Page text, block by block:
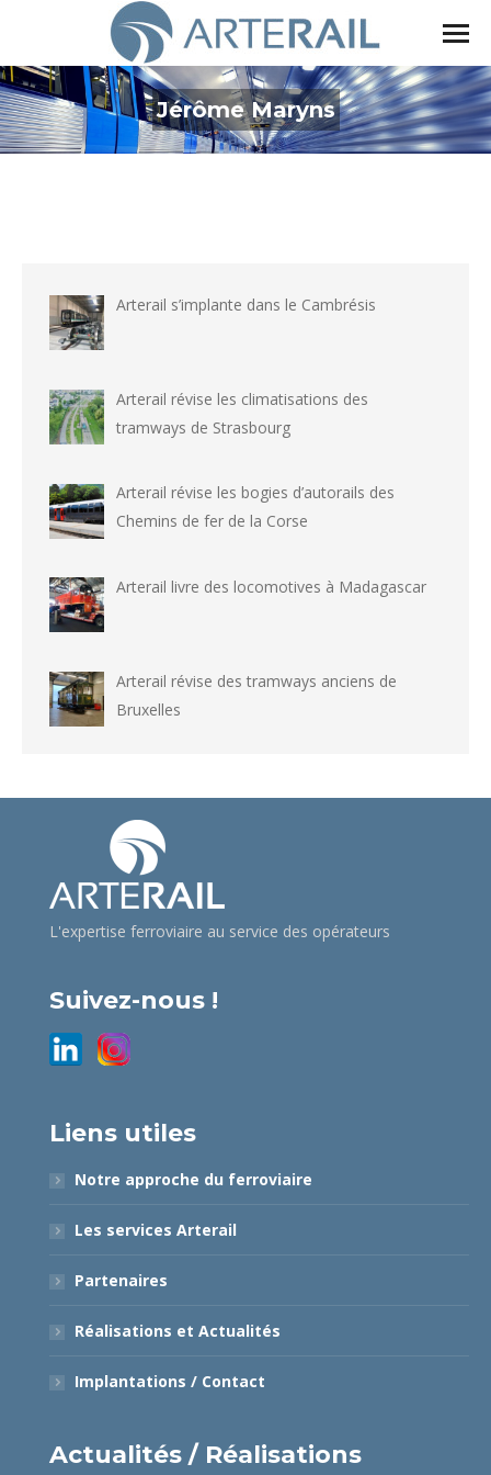
Jérôme Maryns
Vous êtes ici :
Arterail s’implante dans le Cambrésis
Arterail révise les climatisations des
tramways de Strasbourg
Arterail révise les bogies d’autorails des
Chemins de fer de la Corse
Arterail livre des locomotives à Madagascar
Arterail révise des tramways anciens de
Bruxelles
L'expertise ferroviaire au service des opérateurs
Suivez-nous !
Liens utiles
Notre approche du ferroviaire
Les services Arterail
Partenaires
Réalisations et Actualités
Implantations / Contact
Actualités / Réalisations